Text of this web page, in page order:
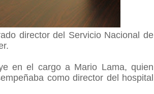
director del Servicio Nacional de
en el cargo a Mario Lama, quien
como director del hospital